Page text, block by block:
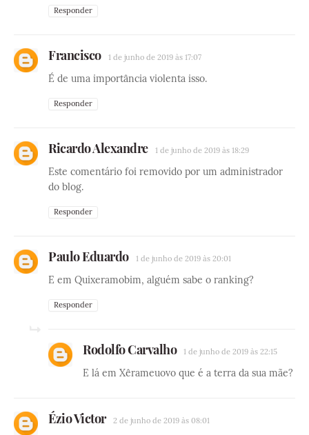
Responder
Francisco 1 de junho de 2019 às 17:07
É de uma importância violenta isso.
Responder
Ricardo Alexandre 1 de junho de 2019 às 18:29
Este comentário foi removido por um administrador
do blog.
Responder
Paulo Eduardo 1 de junho de 2019 às 20:01
E em Quixeramobim, alguém sabe o ranking?
Responder
Rodolfo Carvalho 1 de junho de 2019 às 22:15
E lá em Xêrameuovo que é a terra da sua mãe?
Ézio Victor 2 de junho de 2019 às 08:01